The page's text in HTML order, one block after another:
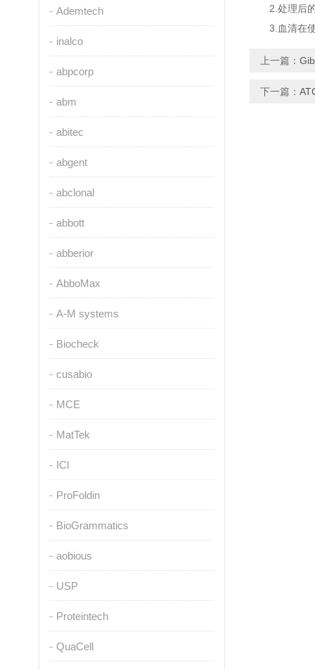
Ademtech
inalco
abpcorp
abm
abitec
abgent
abclonal
abbott
abberior
AbboMax
A-M systems
Biocheck
cusabio
MCE
MatTek
ICl
ProFoldin
BioGrammatics
aobious
USP
Proteintech
QuaCell
2.处理后的
3.血清在使
上一篇：
下一篇：